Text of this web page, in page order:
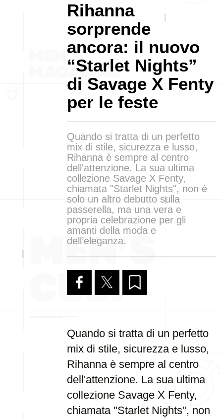
Rihanna
sorprende
ancora: il nuovo
“Starlet Nights”
di Savage X Fenty
per le feste
Quando si tratta di un perfetto
mix di stile, sicurezza e lusso,
Rihanna è sempre al centro
dell'attenzione. La sua ultima
collezione Savage X Fenty,
chiamata "Starlet Nights", non è
solo un altro debutto sulla
passerella, ma una vera e
propria celebrazione per gli
amanti della moda e
dell’eleganza.
Quando si tratta di un perfetto
mix di stile, sicurezza e lusso,
Rihanna è sempre al centro
dell'attenzione. La sua ultima
collezione Savage X Fenty,
chiamata "Starlet Nights", non